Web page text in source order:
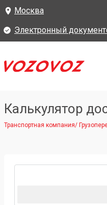
Москва
Электронный
Калькулятор
Транспортная компания/